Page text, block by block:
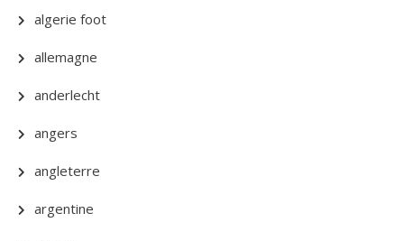
algerie foot
allemagne
anderlecht
angers
angleterre
argentine